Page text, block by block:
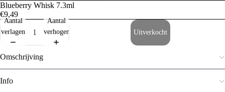
Blueberry Whisk 7.3ml
€9,49
Aantal
verlagen
Aantal
verhogen
Uitverkocht
Omschrijving
Info